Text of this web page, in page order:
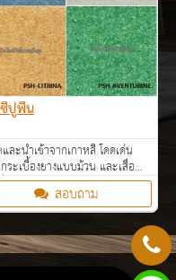
ปูพื้น
ละนำเข้าจากเกาหลี โดดเด่น
ระเบื้องยางแบบม้วน และเสื่อน้ำ
ๆ ไปด้วยโครงสร้างแกนกลาง
Glass (ไฟเบอร์กลาส)
สอบถาม